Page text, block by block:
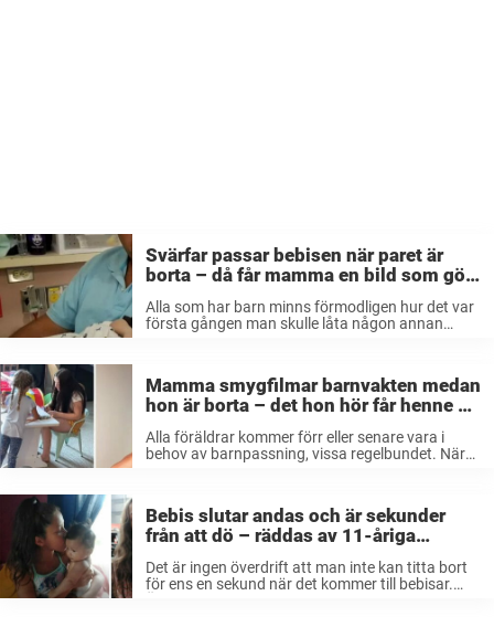
Svärfar passar bebisen när paret är
borta – då får mamma en bild som gör
Alla som har barn minns förmodligen hur det var
första gången man skulle låta någon annan
Mamma smygfilmar barnvakten medan
hon är borta – det hon hör får henne att
Alla föräldrar kommer förr eller senare vara i
behov av barnpassning, vissa regelbundet. När
Bebis slutar andas och är sekunder
från att dö – räddas av 11-åriga
Det är ingen överdrift att man inte kan titta bort
för ens en sekund när det kommer till bebisar.